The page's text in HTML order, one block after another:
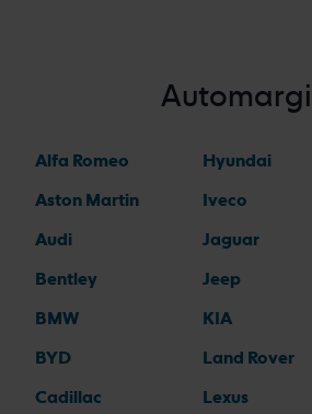
Alfa Romeo
Aston Martin
Audi
Bentley
BMW
BYD
Cadillac
Hyundai
Iveco
Jaguar
Jeep
KIA
Land Rover
Lexus